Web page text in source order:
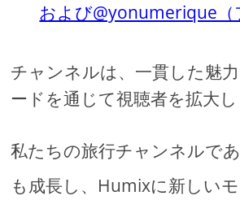
および@yonumerique（
チャンネルは、一貫した魅
ードを通じて視聴者を拡大し
私たちの旅行チャンネルで
も成長し、Humixに新しい